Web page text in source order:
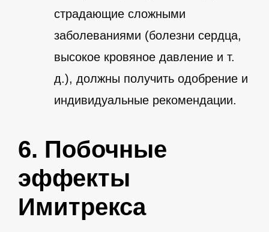
страдающие сложными
заболеваниями (болезни сердца,
высокое кровяное давление и т.
д.), должны получить одобрение и
индивидуальные рекомендации.
6. Побочные
эффекты
Имитрекса